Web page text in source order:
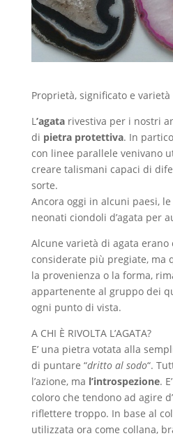
Proprietà, significato e
L’agata rivestiva per i nostri
di pietra protettiva. In
con linee parallele venivano
creare talismani capaci di
sorte.
Ancora oggi in alcuni paesi,
neonati ciondoli d’agata per
Alcune varietà di agata erano
considerate più pregiate, ma
la provenienza o la forma,
appartenente al gruppo dei
ogni punto di vista.
A CHI È RIVOLTA L’AGATA?
E’ una pietra votata alla
di puntare “dritto al sodo“.
l’azione, ma l’introspezione.
coloro che tendono ad agire
riflettere troppo. In base al
utilizzata ora come collana,